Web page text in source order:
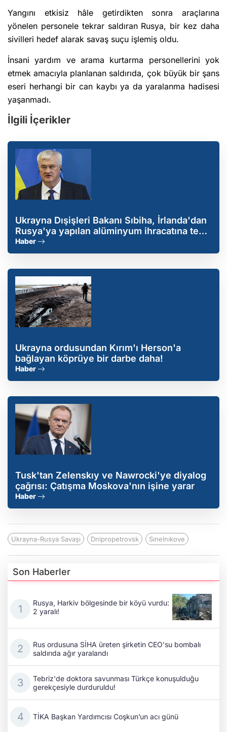
Yangını etkisiz hâle getirdikten sonra araçlarına
yönelen personele tekrar saldıran Rusya, bir kez daha
sivilleri hedef alarak savaş suçu işlemiş oldu.
İnsani yardım ve arama kurtarma personellerini yok
etmek amacıyla planlanan saldırıda, çok büyük bir şans
eseri herhangi bir can kaybı ya da yaralanma hadisesi
yaşanmadı.
İlgili İçerikler
Ukrayna Dışişleri Bakanı Sıbiha, İrlanda'dan
Rusya'ya yapılan alüminyum ihracatına tepki
gösterdi
Haber
Ukrayna ordusundan Kırım'ı Herson'a
bağlayan köprüye bir darbe daha!
Haber
Tusk'tan Zelenskıy ve Nawrocki'ye diyalog
çağrısı: Çatışma Moskova'nın işine yarar
Haber
Ukrayna-Rusya Savaşı Dnipropetrovsk Sınelnıkove
Son Haberler
Rusya, Harkiv bölgesinde bir köyü vurdu:
2 yaralı!
Rus ordusuna SİHA üreten şirketin CEO'su bombalı
saldırıda ağır yaralandı
Tebriz'de doktora savunması Türkçe konuşulduğu
gerekçesiyle durduruldu!
TİKA Başkan Yardımcısı Coşkun’un acı günü